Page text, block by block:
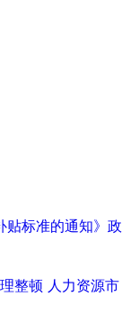
贴标准的通知》政
整顿 人力资源市